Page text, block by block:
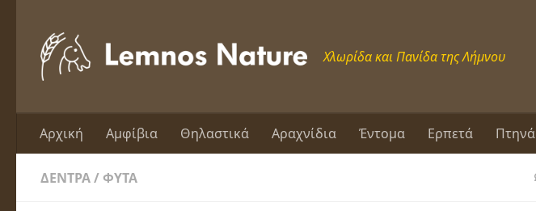
Χλωρίδα και Πανίδα της Λήμνου
Αρχική Αμφίβια Θηλαστικά Αραχνίδια Έντομα Ερπετά Πτηνά
ΔΈΝΤΡΑ/ ΦΥΤΆ